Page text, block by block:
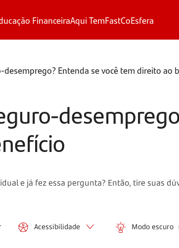
FinanceiraAqui TemFastCoEsfera
desemprego? Entenda se você tem direito ao
e já fez essa pergunta? Então, tire suas
Acessibilidade Modo escuro